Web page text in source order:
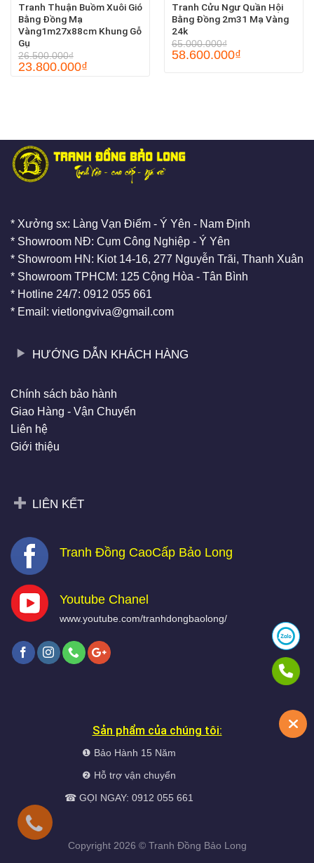
Tranh Thuận Buồm Xuôi Gió
Bằng Đồng Mạ
Vàng1m27x88cm Khung Gỗ
Gụ
26.500.000₫
23.800.000₫
Tranh Cửu Ngư Quần Hội
Bằng Đồng 2m31 Mạ Vàng
24k
65.000.000₫
58.600.000₫
* Xưởng sx: Làng Vạn Điểm - Ý Yên - Nam Định
* Showroom NĐ: Cụm Công Nghiệp - Ý Yên
* Showroom HN: Kiot 14-16, 277 Nguyễn Trãi, Thanh Xuân
* Showroom TPHCM: 125 Cộng Hòa - Tân Bình
* Hotline 24/7: 0912 055 661
* Email: vietlongviva@gmail.com
HƯỚNG DẪN KHÁCH HÀNG
Chính sách bảo hành
Giao Hàng - Vận Chuyển
Liên hệ
Giới thiệu
LIÊN KẾT
Tranh Đồng CaoCấp Bảo Long
Youtube Chanel
www.youtube.com/tranhdongbaolong/
Sản phẩm của chúng tôi:
❶ Bảo Hành 15 Năm
❷ Hỗ trợ vận chuyển
☎ GỌI NGAY: 0912 055 661
Copyright 2026 © Tranh Đồng Bảo Long